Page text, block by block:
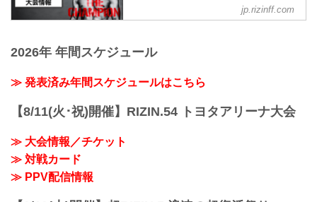
日時
開始
19:00〜20:00頃
※試合内容、イベント進行によって終了
!1m18!1m12!1m3!1d3249.958551664571!
jp.rizinff.com
2026年 年間スケジュール
≫ 発表済み年間スケジュールはこちら
【8/11(火･祝)開催】RIZIN.54 トヨタアリーナ大会
≫ 大会情報／チケット
≫ 対戦カード
≫ PPV配信情報